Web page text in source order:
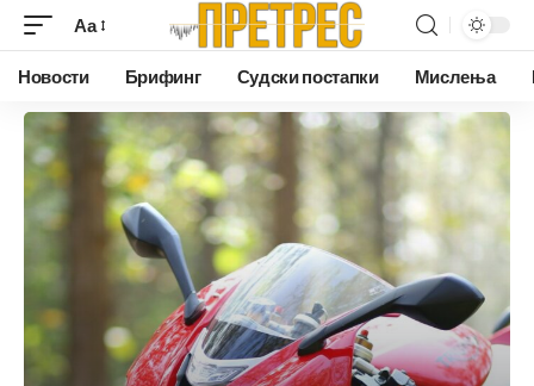
Аа
Новости Брифинг Судски постапки Мислења